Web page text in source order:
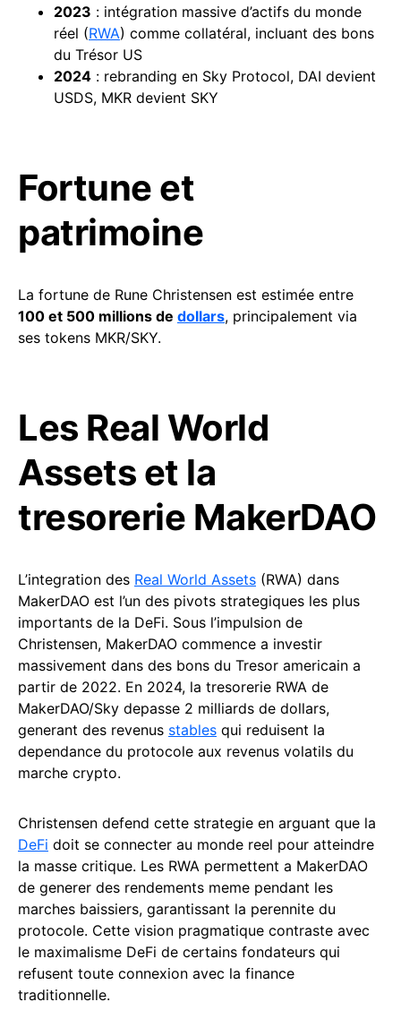
2023 : intégration massive d’actifs du monde
réel (RWA) comme collatéral, incluant des bons
du Trésor US
2024 : rebranding en Sky Protocol, DAI devient
USDS, MKR devient SKY
Fortune et
patrimoine
La fortune de Rune Christensen est estimée entre
100 et 500 millions de dollars, principalement via
ses tokens MKR/SKY.
Les Real World
Assets et la
tresorerie MakerDAO
L’integration des Real World Assets (RWA) dans
MakerDAO est l’un des pivots strategiques les plus
importants de la DeFi. Sous l’impulsion de
Christensen, MakerDAO commence a investir
massivement dans des bons du Tresor americain a
partir de 2022. En 2024, la tresorerie RWA de
MakerDAO/Sky depasse 2 milliards de dollars,
generant des revenus stables qui reduisent la
dependance du protocole aux revenus volatils du
marche crypto.
Christensen defend cette strategie en arguant que la
DeFi doit se connecter au monde reel pour atteindre
la masse critique. Les RWA permettent a MakerDAO
de generer des rendements meme pendant les
marches baissiers, garantissant la perennite du
protocole. Cette vision pragmatique contraste avec
le maximalisme DeFi de certains fondateurs qui
refusent toute connexion avec la finance
traditionnelle.